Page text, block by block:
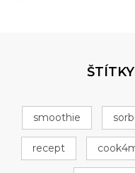
smoothie
recept